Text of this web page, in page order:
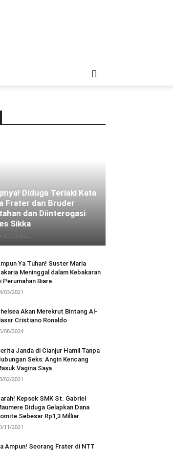
Diduga Teriaki Kata
Frater dan Bruder
dan Diinterogasi
Sikka
Ya Tuhan! Suster Maria
Meninggal dalam Kebakaran
Perumahan Biara
03/2021
Akan Merekrut Bintang Al-
Cristiano Ronaldo
08/2024
Janda di Cianjur Hamil Tanpa
Seks: Angin Kencang
Vagina Saya
02/2021
Kepsek SMK St. Gabriel
Diduga Gelapkan Dana
Sebesar Rp1,3 Milliar
11/2021
Ampun! Seorang Frater di NTT